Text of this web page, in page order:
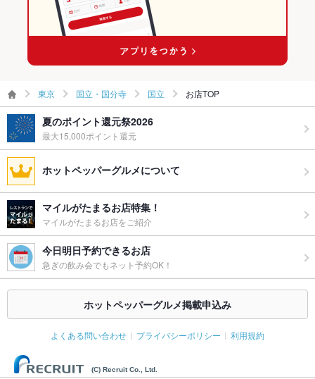
皆様のご来店を、スタッフ一同心よりお待ちしております☆
国立のイタリアンランキング
東京 国立・国分寺 国立 お店TOP
夏のポイント還元祭2026
最大15,000ポイント還元
ホットペッパーグルメについて
マイルがたまるお店特集！
マイルがたまるお店をご紹介
今日明日予約できるお店
急ぎの飲み会でもネット予約OK！
ホットペッパーグルメ掲載申込み
よくある問い合わせ プライバシーポリシー 利用規約
(C) Recruit Co., Ltd.